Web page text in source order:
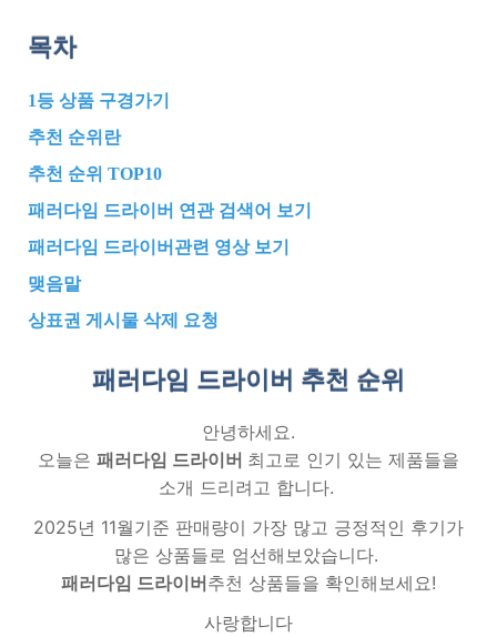
목차
1등 상품 구경가기
추천 순위란
추천 순위 TOP10
패러다임 드라이버 연관 검색어 보기
패러다임 드라이버관련 영상 보기
맺음말
상표권 게시물 삭제 요청
패러다임 드라이버 추천 순위
안녕하세요.
오늘은 패러다임 드라이버 최고로 인기 있는 제품들을
소개 드리려고 합니다.
2025년 11월기준 판매량이 가장 많고 긍정적인 후기가
많은 상품들로 엄선해보았습니다.
패러다임 드라이버추천 상품들을 확인해보세요!
사랑합니다